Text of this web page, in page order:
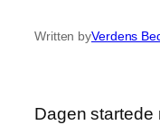
Written byVerdens
Dagen startede